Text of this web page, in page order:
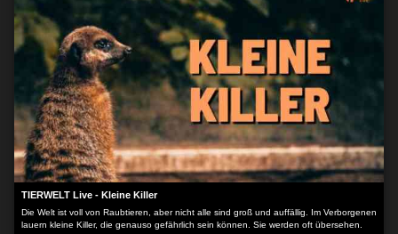
TIERWELT Live - Kleine Killer
Die Welt ist voll von Raubtieren, aber nicht alle sind groß und auffällig. Im Verborgenen
lauern kleine Killer, die genauso gefährlich sein können. Sie werden oft übersehen.